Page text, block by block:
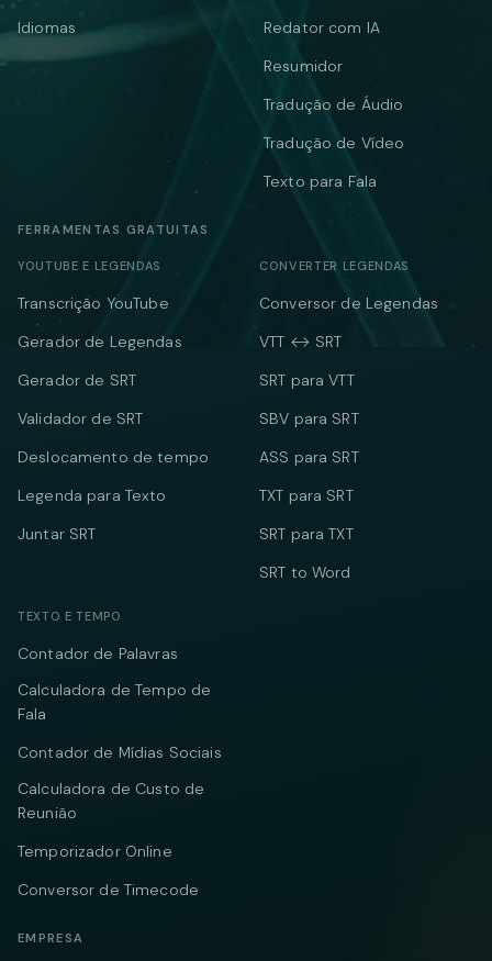
Idiomas
Redator com IA
Resumidor
Tradução de Áudio
Tradução de Vídeo
Texto para Fala
FERRAMENTAS GRATUITAS
YOUTUBE E LEGENDAS
Transcrição YouTube
Gerador de Legendas
Gerador de SRT
Validador de SRT
Deslocamento de tempo
Legenda para Texto
Juntar SRT
CONVERTER LEGENDAS
Conversor de Legendas
VTT ↔ SRT
SRT para VTT
SBV para SRT
ASS para SRT
TXT para SRT
SRT para TXT
SRT to Word
TEXTO E TEMPO
Contador de Palavras
Calculadora de Tempo de
Fala
Contador de Mídias Sociais
Calculadora de Custo de
Reunião
Temporizador Online
Conversor de Timecode
EMPRESA